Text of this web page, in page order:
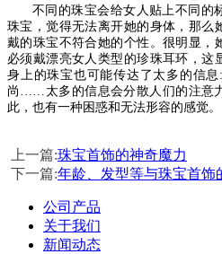
不同的珠宝会给女人贴上不同的
珠宝，觉得无法离开她的身体，那么
戴的珠宝不符合她的个性。很明显，
必须戴漂亮女人类型的珍珠耳环，这
身上的珠宝也可能传达了太多的信息 :
尚……太多的信息会分散人们的注意
此，也有一种困惑和无法形容的感觉。
上一篇:珠宝首饰的神奇魔力
下一篇:年龄、发型等与珠宝首饰
公司产品
关于我们
新闻动态